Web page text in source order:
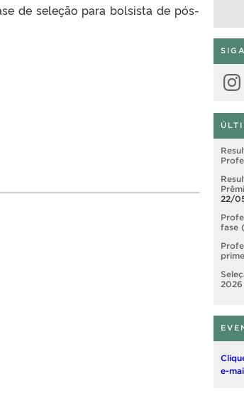
de seleção para bolsista de pós-
22/
fase
2026
e-